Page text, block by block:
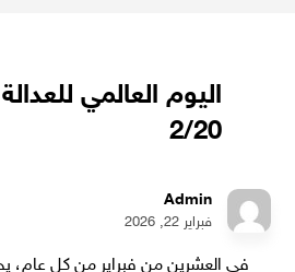
اليوم العالمي
2/20
Admin
فبراير 22, 2026
في العشرين من فبراير من كل عام،